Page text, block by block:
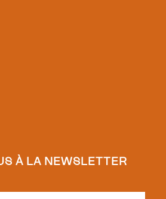
À LA NEWSLETTER